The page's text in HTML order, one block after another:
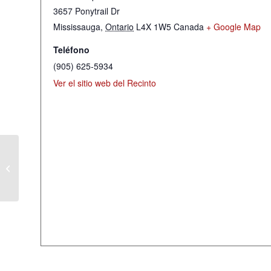
3657 Ponytrail Dr
Mississauga, Ontario L4X 1W5 Canada + Google Map
Teléfono
(905) 625-5934
Ver el sitio web del Recinto